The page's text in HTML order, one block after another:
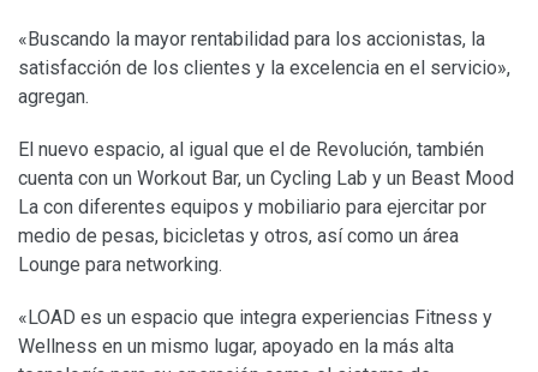
«Buscando la mayor rentabilidad para los accionistas, la
satisfacción de los clientes y la excelencia en el servicio»,
agregan.
El nuevo espacio, al igual que el de Revolución, también
cuenta con un Workout Bar, un Cycling Lab y un Beast Mood
La con diferentes equipos y mobiliario para ejercitar por
medio de pesas, bicicletas y otros, así como un área
Lounge para networking.
«LOAD es un espacio que integra experiencias Fitness y
Wellness en un mismo lugar, apoyado en la más alta